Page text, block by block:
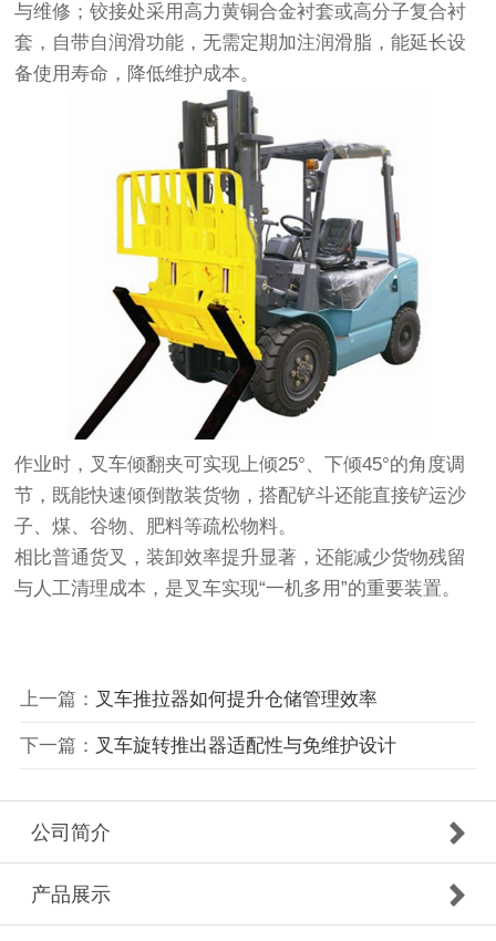
与维修；铰接处采用高力黄铜合金衬套或高分子复合衬
套，自带自润滑功能，无需定期加注润滑脂，能延长设
备使用寿命，降低维护成本。
作业时，叉车倾翻夹可实现上倾25°、下倾45°的角度调
节，既能快速倾倒散装货物，搭配铲斗还能直接铲运沙
子、煤、谷物、肥料等疏松物料。
相比普通货叉，装卸效率提升显著，还能减少货物残留
与人工清理成本，是叉车实现“一机多用”的重要装置。
上一篇： 叉车推拉器如何提升仓储管理效率
下一篇： 叉车旋转推出器适配性与免维护设计‌
公司简介
产品展示